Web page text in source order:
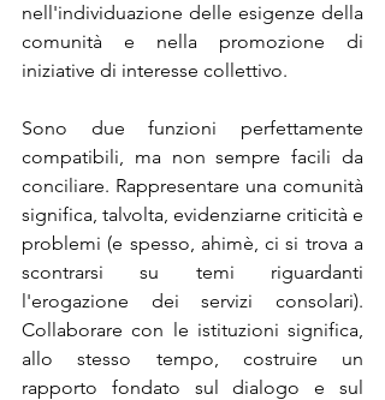
nell'individuazione delle esigenze della
comunità e nella promozione di
iniziative di interesse collettivo.
Sono due funzioni perfettamente
compatibili, ma non sempre facili da
conciliare. Rappresentare una comunità
significa, talvolta, evidenziarne criticità e
problemi (e spesso, ahimè, ci si trova a
scontrarsi su temi riguardanti
l'erogazione dei servizi consolari).
Collaborare con le istituzioni significa,
allo stesso tempo, costruire un
rapporto fondato sul dialogo e sul